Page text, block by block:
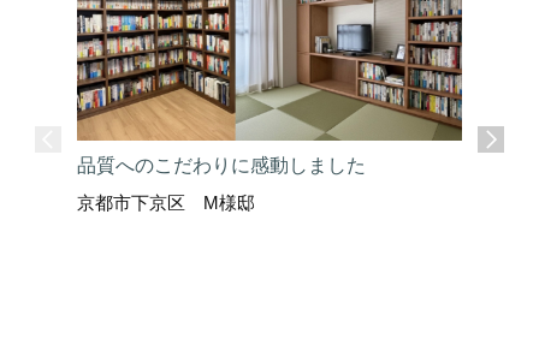
品質へのこだわりに感動しました
京都市下京区 M様邸